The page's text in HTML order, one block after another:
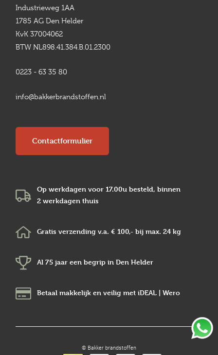
Industrieweg 1AA
1785 AG Den Helder
KvK 37004062
BTW NL898.41.384.B.01.2300
0223 - 63 35 80
info@bakkerbrandstoffen.nl
Contactformulier
Op werkdagen voor 17.00u besteld, binnen
2 werkdagen thuis
Gratis verzending v.a. € 100,- bij max. 24 kg
Al 75 jaar een begrip in Den Helder
Betaal makkelijk en veilig met iDEAL | Wero
© Bakker brandstoffen